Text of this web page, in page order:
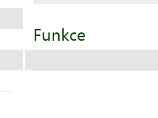
Funkce